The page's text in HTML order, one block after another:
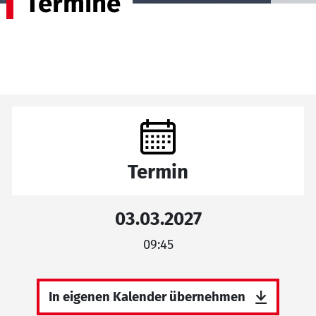
Termin
03.03.2027
09:45
In eigenen Kalender übernehmen